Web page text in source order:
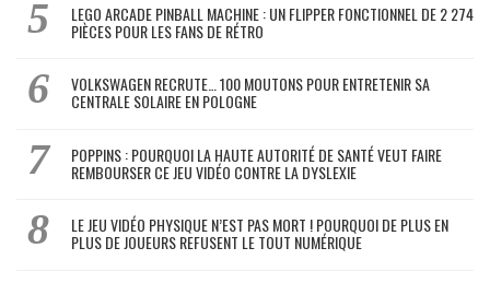
LEGO ARCADE PINBALL MACHINE : UN FLIPPER FONCTIONNEL DE 2 274
PIÈCES POUR LES FANS DE RÉTRO
VOLKSWAGEN RECRUTE… 100 MOUTONS POUR ENTRETENIR SA
CENTRALE SOLAIRE EN POLOGNE
POPPINS : POURQUOI LA HAUTE AUTORITÉ DE SANTÉ VEUT FAIRE
REMBOURSER CE JEU VIDÉO CONTRE LA DYSLEXIE
LE JEU VIDÉO PHYSIQUE N’EST PAS MORT ! POURQUOI DE PLUS EN
PLUS DE JOUEURS REFUSENT LE TOUT NUMÉRIQUE